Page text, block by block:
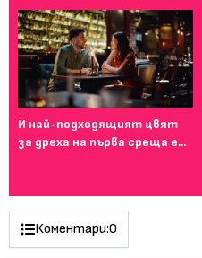
И най-подходящият цвят
за дреха на първа среща е...
Коментари:0